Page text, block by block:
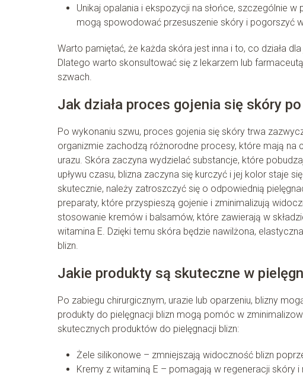
Unikaj opalania i ekspozycji na słońce, szczególnie
mogą spowodować przesuszenie skóry i pogorszyć
Warto pamiętać, że każda skóra jest inna i to, co działa
Dlatego warto skonsultować się z lekarzem lub
szwach.
Jak działa proces gojenia się skóry
Po wykonaniu szwu, proces gojenia się skóry trwa
organizmie zachodzą różnorodne procesy, które mają na
urazu. Skóra zaczyna wydzielać substancje, które
upływu czasu, blizna zaczyna się kurczyć i jej kolor staje
skutecznie, należy zatroszczyć się o odpowiednią
preparaty, które przyspieszą gojenie i zminimalizują
stosowanie kremów i balsamów, które zawierają w
witamina E. Dzięki temu skóra będzie nawilżona,
blizn.
Jakie produkty są skuteczne w
Po zabiegu chirurgicznym, urazie lub oparzeniu, blizny
produkty do pielęgnacji blizn mogą pomóc w
skutecznych produktów do pielęgnacji blizn:
Żele silikonowe – zmniejszają widoczność blizn
Kremy z witaminą E – pomagają w regeneracji skóry i